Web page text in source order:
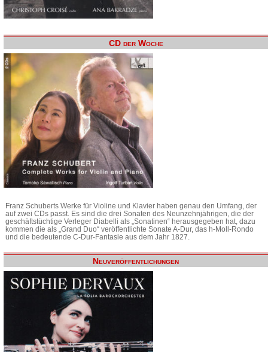
CD der Woche
Franz Schuberts Werke für Violine und Klavier haben genau den Umfang, der
auf zwei CDs passt. Es sind die drei Sonaten des Neunzehnjährigen, die der
geschäftstüchtige Verleger Diabelli als „Sonatinen“ herausgegeben hat, dazu
kommen die als „Grand Duo“ veröffentlichte Sonate A-Dur, das h-Moll-Rondo
und die bedeutende C-Dur-Fantasie aus dem Jahr 1827.
Neuveröffentlichungen